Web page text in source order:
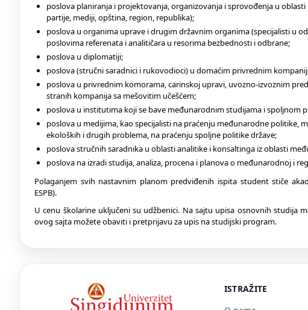
poslova planiranja i projektovanja, organizovanja i sprovođenja u
partije, mediji, opština, region, republika);
poslova u organima uprave i drugim državnim organima (specijalisti u
poslovima referenata i analitičara u resorima bezbednosti i odbrane;
poslova u diplomatiji;
poslova (stručni saradnici i rukovodioci) u domaćim privrednim
poslova u privrednim komorama, carinskoj upravi, uvozno-izvoznim
stranih kompanija sa mešovitim učešćem;
poslova u institutima koji se bave međunarodnim studijama i spoljnom
poslova u medijima, kao specijalisti na praćenju međunarodne
ekoloških i drugih problema, na praćenju spoljne politike države;
poslova stručnih saradnika u oblasti analitike i konsaltinga iz oblasti
poslova na izradi studija, analiza, procena i planova o međunarodnoj i
Polaganjem svih nastavnim planom predviđenih ispita student stiče
ESPB).
U cenu školarine uključeni su udžbenici. Na sajtu upisa osnovnih
ovog sajta možete obaviti i pretprijavu za upis na studijski program.
ISTRAŽITE